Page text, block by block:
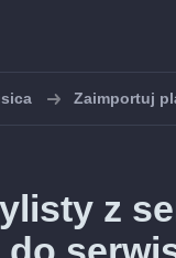
Zaimportuj
z